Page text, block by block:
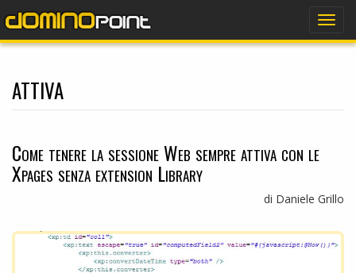
attiva
Come tenere la sessione Web sempre attiva con le
Xpages senza extension Library
di Daniele Grillo